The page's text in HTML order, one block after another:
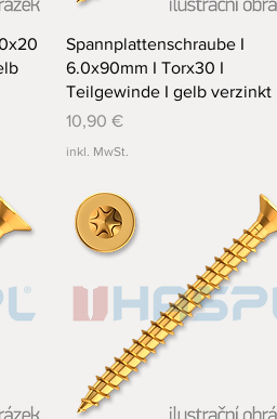
Schnellansicht
Spannplattenschraube I
6.0x90mm I Torx30 I
Teilgewinde I gelb verzinkt
Preis
10,90 €
inkl. MwSt.